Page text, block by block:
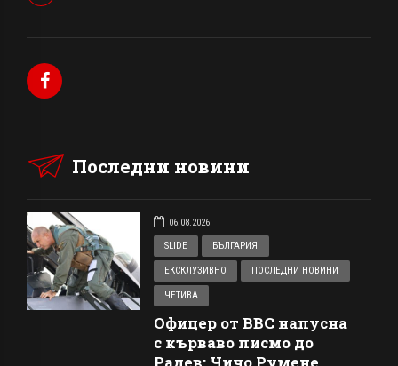
Последни новини
06.08.2026
SLIDE
БЪЛГАРИЯ
ЕКСКЛУЗИВНО ПОСЛЕДНИ НОВИНИ
ЧЕТИВА
Офицер от ВВС напусна
с кърваво писмо до